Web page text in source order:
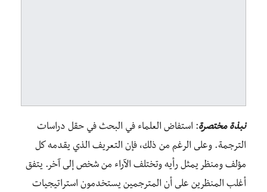
نبذة مختصرة: استفاض العلماء في البحث في حقل دراسات
الترجمة. وعلى الرغم من ذلك، فإن التعريف الذي يقدمه كل
مؤلف ومنظر يمثل رأيه وتختلف الآراء من شخص إلى آخر. يتفق
أغلب المنظرين على أن المترجمين يستخدمون استراتيجيات